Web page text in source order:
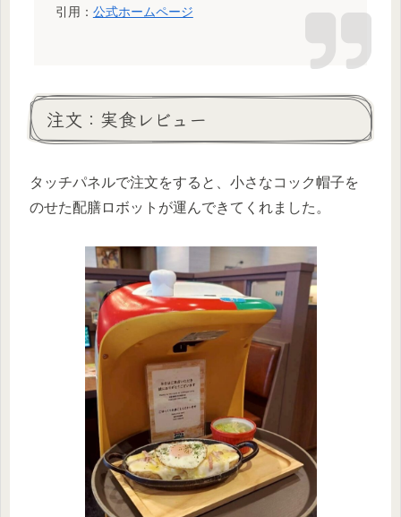
引用： 公式ホームページ
注文：実食レビュー
タッチパネルで注文をすると、小さなコック帽子を
のせた配膳ロボットが運んできてくれました。